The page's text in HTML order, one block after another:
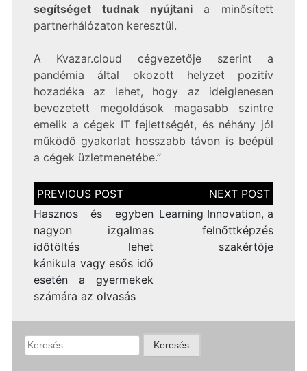
segítséget tudnak nyújtani a minősített
partnerhálózaton keresztül.
A Kvazar.cloud cégvezetője szerint a
pandémia által okozott helyzet pozitív
hozadéka az lehet, hogy az ideiglenesen
bevezetett megoldások magasabb szintre
emelik a cégek IT fejlettségét, és néhány jól
működő gyakorlat hosszabb távon is beépül
a cégek üzletmenetébe.”
Bejegyzés
navigáció
Hasznos és egyben
nagyon izgalmas
időtöltés lehet
kánikula vagy esős idő
esetén a gyermekek
számára az olvasás
Learning Innovation, a
felnőttképzés
szakértője
Keresés: